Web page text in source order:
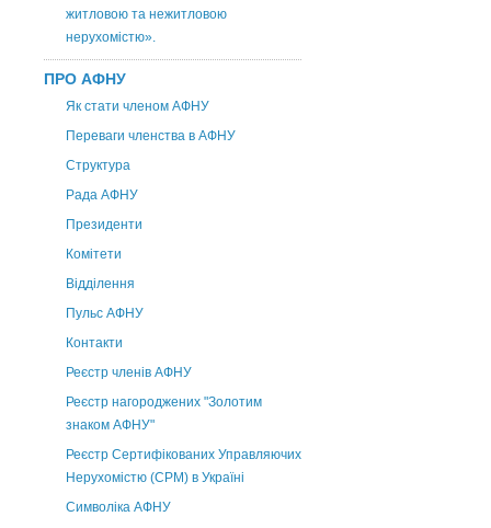
житловою та нежитловою
нерухомістю».
ПРО АФНУ
Як стати членом АФНУ
Переваги членства в АФНУ
Структура
Рада АФНУ
Президенти
Комітети
Відділення
Пульс АФНУ
Контакти
Реєстр членів АФНУ
Реєстр нагороджених "Золотим
знаком АФНУ"
Реєстр Сертифікованих Управляючих
Нерухомістю (CPM) в Україні
Символіка АФНУ